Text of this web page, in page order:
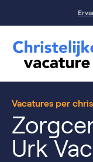
Vacatures per
Urk